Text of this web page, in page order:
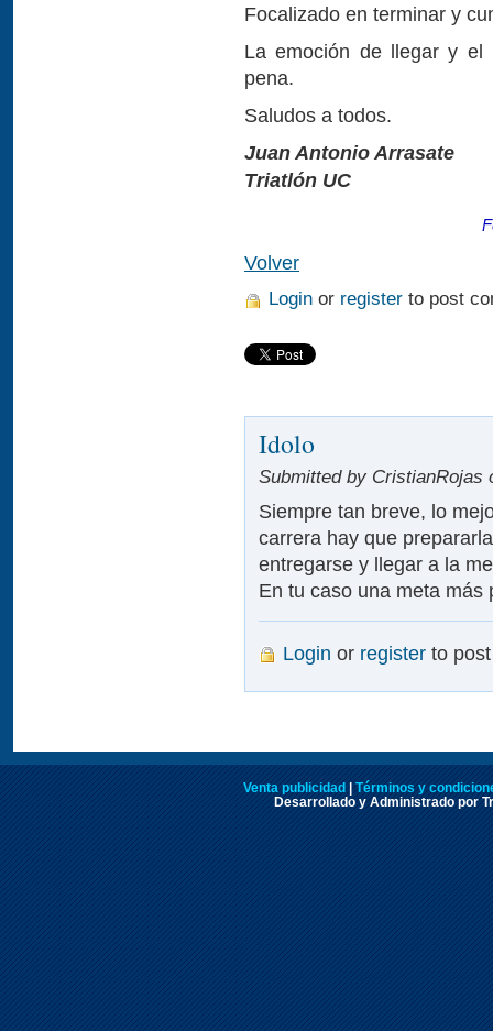
Focalizado en terminar y
La emoción de llegar y el
pena.
Saludos a todos.
Juan Antonio Arrasate
Triatlón UC
Volver
Login or register to post
Idolo
Submitted by CristianRojas
Siempre tan breve, lo
carrera hay que
entregarse y llegar a la
En tu caso una meta más
Login or register to
Venta publicidad
Términos y
Desarrollado y Administrado por